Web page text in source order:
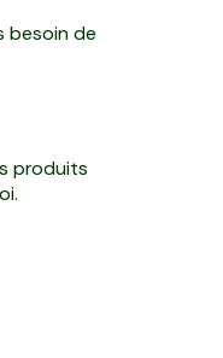
besoin de
produits